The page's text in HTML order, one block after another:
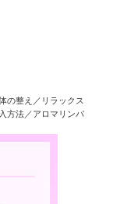
の整え／リラックス
方法／アロマリンパ